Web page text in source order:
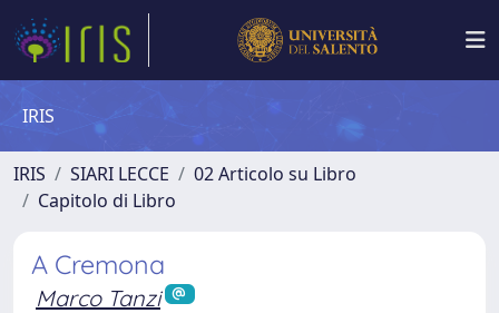
IRIS
IRIS SIARI LECCE
02 Articolo su Libro
Capitolo di Libro
A Cremona
Marco Tanzi